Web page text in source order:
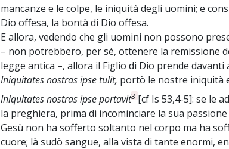
mancanze e le colpe, le iniquità degli uomini; e
Dio offesa, la bontà di Dio offesa.
E allora, vedendo che gli uomini non possono
– non potrebbero, per sé, ottenere la remissione
legge antica –, allora il Figlio di Dio prende
Iniquitates nostras ipse tulit, portò le nostre iniquità
Iniquitates nostras ipse portavit3 [cf Is 53,4-5]: se le
la preghiera, prima di incominciare la sua
Gesù non ha sofferto soltanto nel corpo ma ha
cuore; là sudò sangue, alla vista di tante enormi,